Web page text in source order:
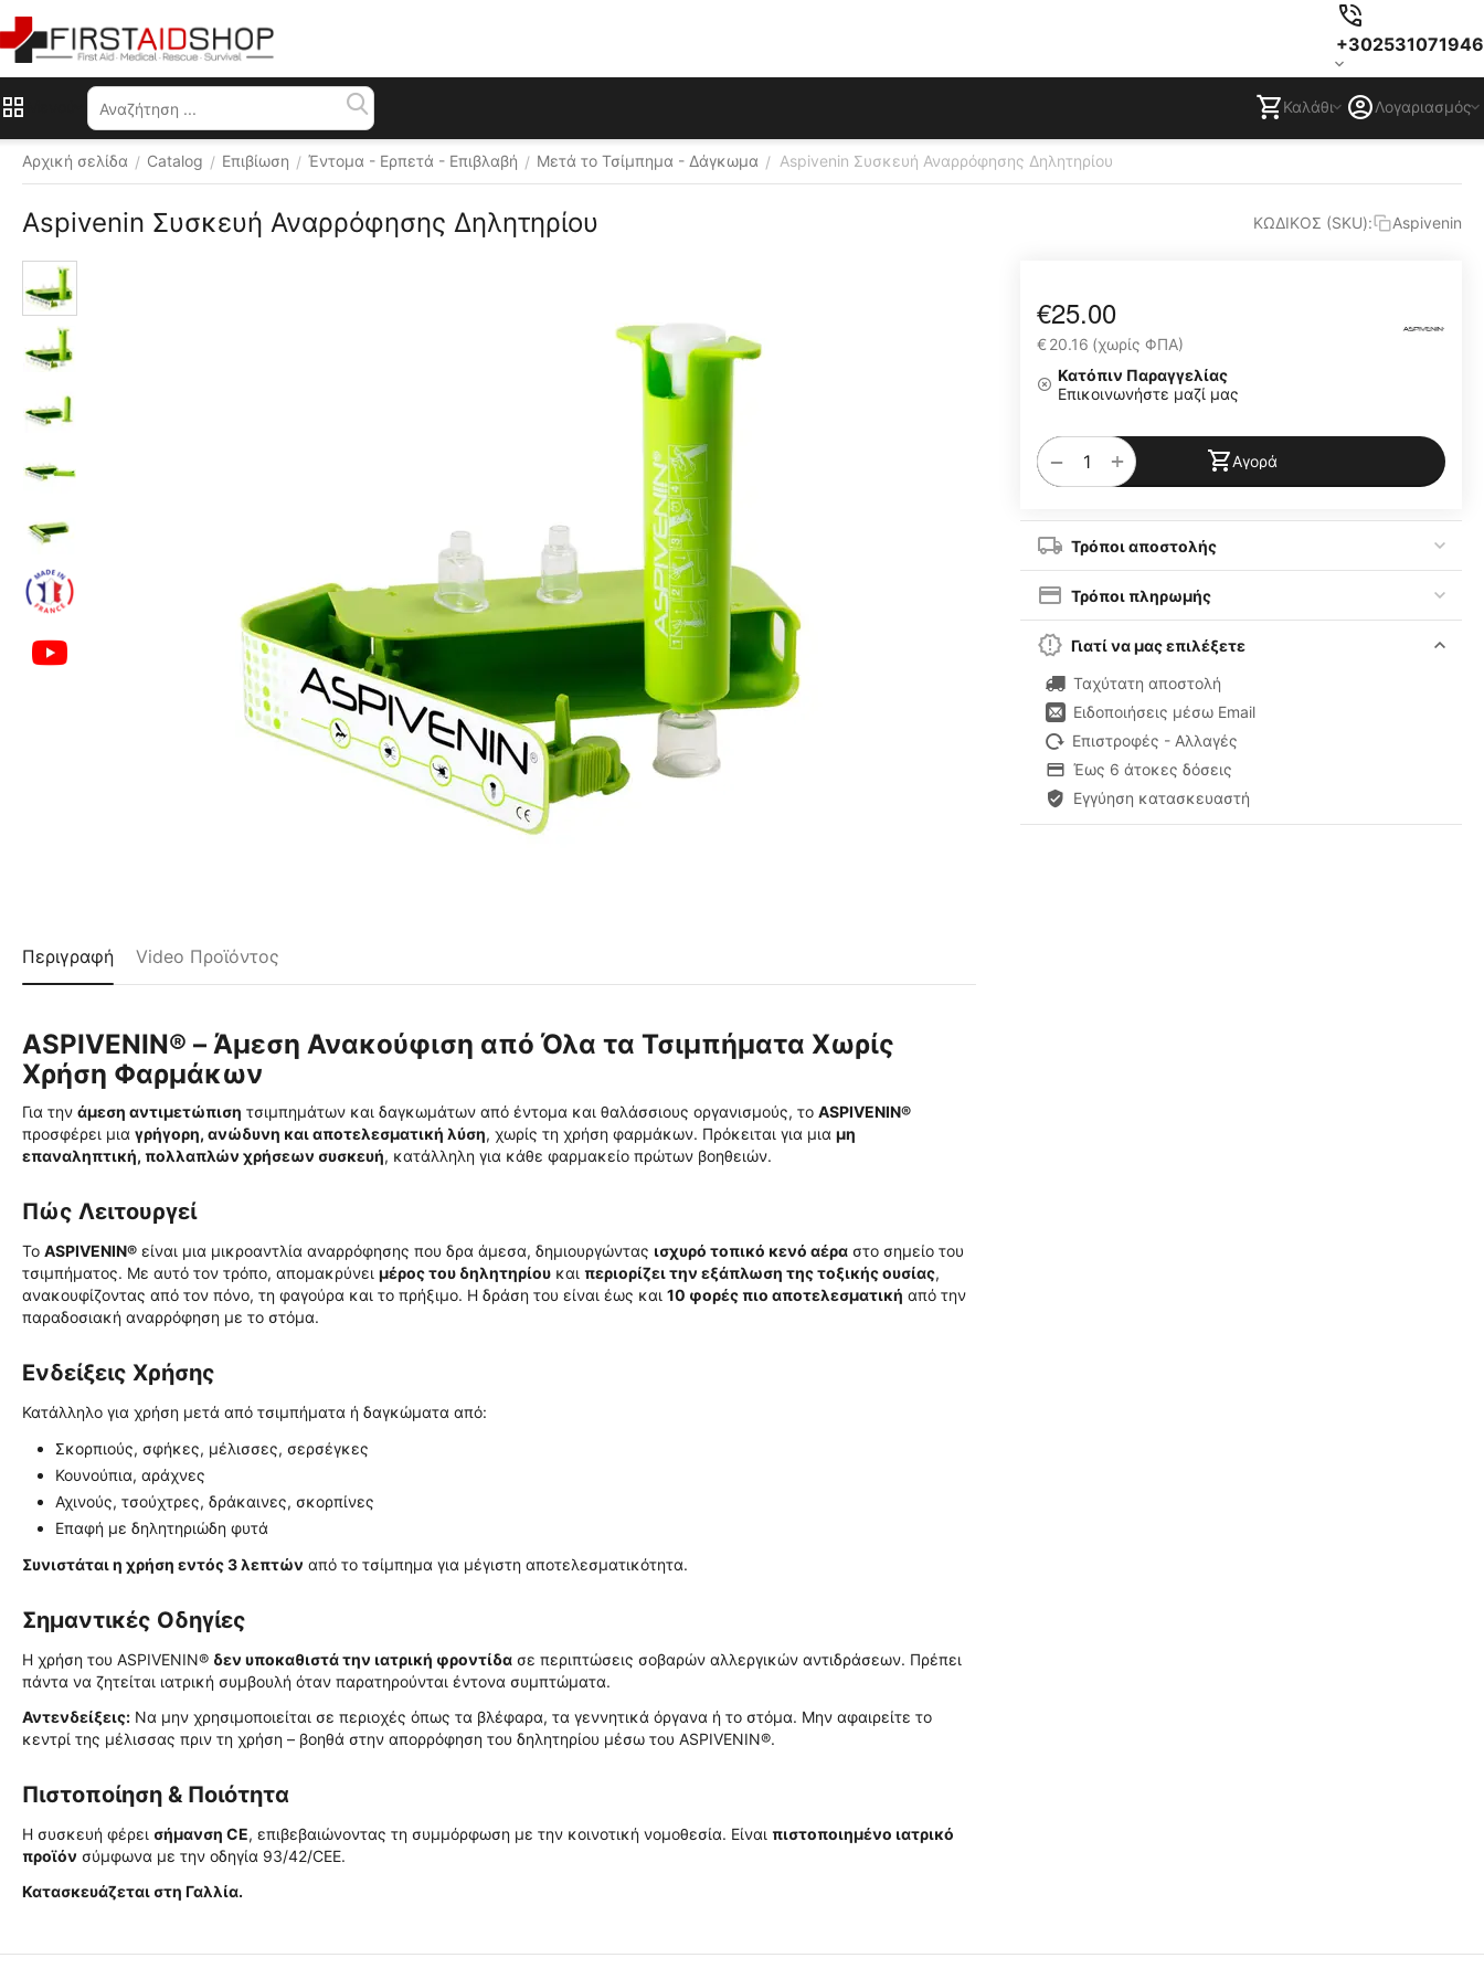
+302531071946
Καλάθι Λογαριασμός
Αρχική σελίδα / Catalog / Επιβίωση / Έντομα - Ερπετά - Επιβλαβή / Μετά το Τσίμπημα - Δάγκωμα / Aspivenin Συσκευή Αναρρόφησης Δηλητηρίου
Aspivenin Συσκευή Αναρρόφησης Δηλητηρίου ΚΩΔΙΚΟΣ (SKU): Aspivenin
€25.00
€20.16 (χωρίς ΦΠΑ)
Κατόπιν Παραγγελίας
Επικοινωνήστε μαζί μας
+
− Αγορά
Τρόποι αποστολής
Τρόποι πληρωμής
Γιατί να μας επιλέξετε
Ταχύτατη αποστολή
Ειδοποιήσεις μέσω Email
Επιστροφές - Αλλαγές
Έως 6 άτοκες δόσεις
Εγγύηση κατασκευαστή
Περιγραφή Video Προϊόντος
ASPIVENIN® – Άμεση Ανακούφιση από Όλα τα Τσιμπήματα Χωρίς
Χρήση Φαρμάκων
Για την άμεση αντιμετώπιση τσιμπημάτων και δαγκωμάτων από έντομα και θαλάσσιους οργανισμούς, το ASPIVENIN®
προσφέρει μια γρήγορη, ανώδυνη και αποτελεσματική λύση, χωρίς τη χρήση φαρμάκων. Πρόκειται για μια μη
επαναληπτική, πολλαπλών χρήσεων συσκευή, κατάλληλη για κάθε φαρμακείο πρώτων βοηθειών.
Πώς Λειτουργεί
Το ASPIVENIN® είναι μια μικροαντλία αναρρόφησης που δρα άμεσα, δημιουργώντας ισχυρό τοπικό κενό αέρα στο σημείο του
τσιμπήματος. Με αυτό τον τρόπο, απομακρύνει μέρος του δηλητηρίου και περιορίζει την εξάπλωση της τοξικής ουσίας,
ανακουφίζοντας από τον πόνο, τη φαγούρα και το πρήξιμο. Η δράση του είναι έως και 10 φορές πιο αποτελεσματική από την
παραδοσιακή αναρρόφηση με το στόμα.
Ενδείξεις Χρήσης
Κατάλληλο για χρήση μετά από τσιμπήματα ή δαγκώματα από:
Σκορπιούς, σφήκες, μέλισσες, σερσέγκες
Κουνούπια, αράχνες
Αχινούς, τσούχτρες, δράκαινες, σκορπίνες
Επαφή με δηλητηριώδη φυτά
Συνιστάται η χρήση εντός 3 λεπτών από το τσίμπημα για μέγιστη αποτελεσματικότητα.
Σημαντικές Οδηγίες
Η χρήση του ASPIVENIN® δεν υποκαθιστά την ιατρική φροντίδα σε περιπτώσεις σοβαρών αλλεργικών αντιδράσεων. Πρέπει
πάντα να ζητείται ιατρική συμβουλή όταν παρατηρούνται έντονα συμπτώματα.
Αντενδείξεις: Να μην χρησιμοποιείται σε περιοχές όπως τα βλέφαρα, τα γεννητικά όργανα ή το στόμα. Μην αφαιρείτε το
κεντρί της μέλισσας πριν τη χρήση – βοηθά στην απορρόφηση του δηλητηρίου μέσω του ASPIVENIN®.
Πιστοποίηση & Ποιότητα
Η συσκευή φέρει σήμανση CE, επιβεβαιώνοντας τη συμμόρφωση με την κοινοτική νομοθεσία. Είναι πιστοποιημένο ιατρικό
προϊόν σύμφωνα με την οδηγία 93/42/CEE.
Κατασκευάζεται στη Γαλλία.